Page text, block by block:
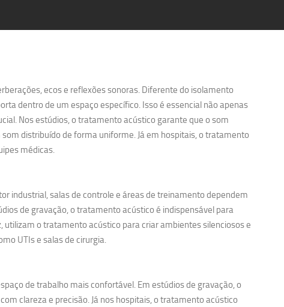
ecos e reflexões sonoras. Diferente do isolamento
dentro de um espaço específico. Isso é essencial não apenas
Nos estúdios, o tratamento acústico garante que o som
distribuído de forma uniforme. Já em hospitais, o tratamento
médicas.
industrial, salas de controle e áreas de treinamento dependem
de gravação, o tratamento acústico é indispensável para
o tratamento acústico para criar ambientes silenciosos e
UTIs e salas de cirurgia.
de trabalho mais confortável. Em estúdios de gravação, o
clareza e precisão. Já nos hospitais, o tratamento acústico